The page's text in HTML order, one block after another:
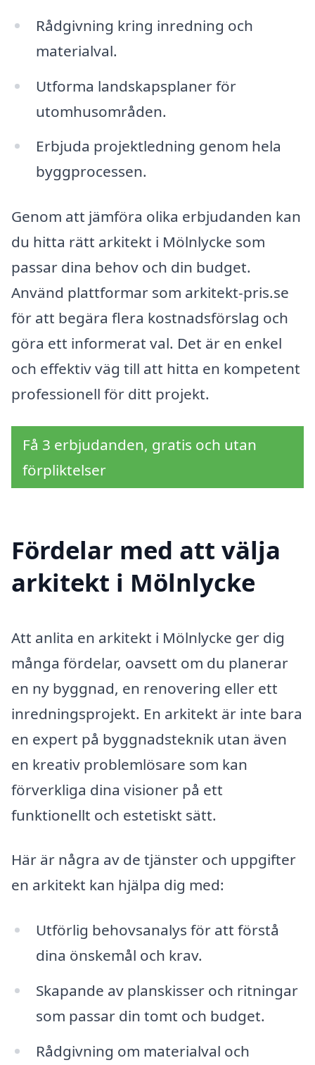
Rådgivning kring inredning och
materialval.
Utforma landskapsplaner för
utomhusområden.
Erbjuda projektledning genom hela
byggprocessen.
Genom att jämföra olika erbjudanden kan
du hitta rätt arkitekt i Mölnlycke som
passar dina behov och din budget.
Använd plattformar som arkitekt-pris.se
för att begära flera kostnadsförslag och
göra ett informerat val. Det är en enkel
och effektiv väg till att hitta en kompetent
professionell för ditt projekt.
Få 3 erbjudanden, gratis och utan
förpliktelser
Fördelar med att välja
arkitekt i Mölnlycke
Att anlita en arkitekt i Mölnlycke ger dig
många fördelar, oavsett om du planerar
en ny byggnad, en renovering eller ett
inredningsprojekt. En arkitekt är inte bara
en expert på byggnadsteknik utan även
en kreativ problemlösare som kan
förverkliga dina visioner på ett
funktionellt och estetiskt sätt.
Här är några av de tjänster och uppgifter
en arkitekt kan hjälpa dig med:
Utförlig behovsanalys för att förstå
dina önskemål och krav.
Skapande av planskisser och ritningar
som passar din tomt och budget.
Rådgivning om materialval och